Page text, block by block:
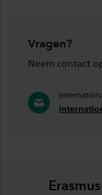
Vragen?
Neem contact